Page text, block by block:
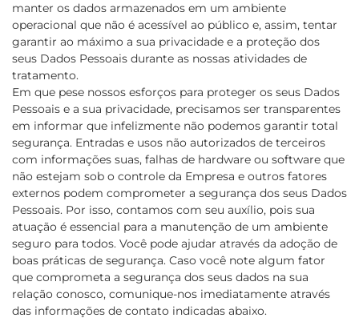
manter os dados armazenados em um ambiente
operacional que não é acessível ao público e, assim, tentar
garantir ao máximo a sua privacidade e a proteção dos
seus Dados Pessoais durante as nossas atividades de
tratamento.
Em que pese nossos esforços para proteger os seus Dados
Pessoais e a sua privacidade, precisamos ser transparentes
em informar que infelizmente não podemos garantir total
segurança. Entradas e usos não autorizados de terceiros
com informações suas, falhas de hardware ou software que
não estejam sob o controle da Empresa e outros fatores
externos podem comprometer a segurança dos seus Dados
Pessoais. Por isso, contamos com seu auxílio, pois sua
atuação é essencial para a manutenção de um ambiente
seguro para todos. Você pode ajudar através da adoção de
boas práticas de segurança. Caso você note algum fator
que comprometa a segurança dos seus dados na sua
relação conosco, comunique-nos imediatamente através
das informações de contato indicadas abaixo.